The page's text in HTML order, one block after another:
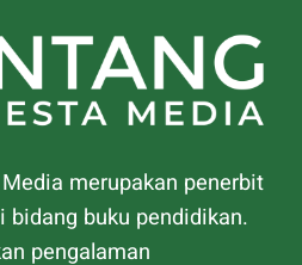
merupakan penerbit
bidang buku pendidikan.
pengalaman